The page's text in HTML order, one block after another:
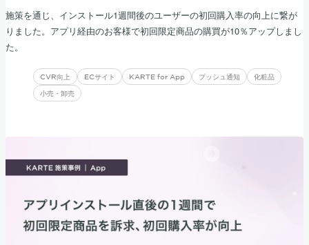
施策を通じ、インストール1週間後のユーザーの初回購入率の向上に繋が
りました。アプリ経由のお客様で初回限定商品の購買が10％アップしまし
た。
CVR向上 ECサイト KARTE for App プッシュ通知
化粧品
小売・卸売